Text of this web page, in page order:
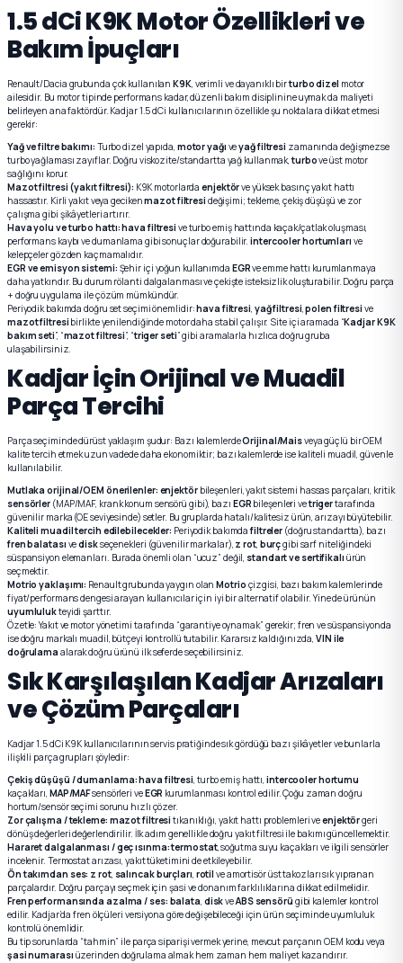
1.5 dCi K9K Motor Özellikleri ve
Bakım İpuçları
Renault/Dacia grubunda çok kullanılanK9K, verimli ve dayanıklı birturbo dizel motor
ailesidir. Bu motor tipinde performans kadar, düzenli bakım disiplinine uymak da maliyeti
belirleyen ana faktördür. Kadjar 1.5 dCi kullanıcılarının özellikle şu noktalara dikkat etmesi
gerekir:
Yağ ve filtre bakımı: Turbo dizel yapıda, motor yağı veyağ filtresi zamanında değişmezse
turbo yağlaması zayıflar. Doğru viskozite/standartta yağ kullanmak,turbove üst motor
sağlığını korur.
Mazot filtresi (yakıt filtresi): K9K motorlardaenjektörve yüksek basınç yakıt hattı
hassastır. Kirli yakıt veya gecikenmazot filtresi değişimi; tekleme, çekiş düşüşü ve zor
çalışma gibi şikâyetleri artırır.
Hava yolu ve turbo hattı:hava filtresi ve turbo emiş hattında kaçak/çatlak oluşması,
performans kaybı ve dumanlama gibi sonuçlar doğurabilir.intercooler hortumları ve
kelepçeler gözden kaçmamalıdır.
EGR ve emisyon sistemi: Şehir içi yoğun kullanımda EGRve emme hattı kurumlanmaya
daha yatkındır. Bu durum rölanti dalgalanması ve çekişte isteksizlik oluşturabilir. Doğru parça
+ doğru uygulama ile çözüm mümkündür.
Periyodik bakımda doğru set seçimi önemlidir:hava filtresi, yağ filtresi,polen filtresi ve
mazot filtresi birlikte yenilendiğinde motor daha stabil çalışır. Site içi aramada “Kadjar K9K
bakım seti”, “mazot filtresi”, “triger seti” gibi aramalarla hızlıca doğru gruba
ulaşabilirsiniz.
Kadjar İçin Orijinal ve Muadil
Parça Tercihi
Parça seçiminde dürüst yaklaşım şudur: Bazı kalemlerdeOrijinal/Maisveya güçlü bir OEM
kalite tercih etmek uzun vadede daha ekonomiktir; bazı kalemlerde ise kaliteli muadil, güvenle
kullanılabilir.
Mutlaka orijinal/OEM önerilenler: enjektörbileşenleri, yakıt sistemi hassas parçaları, kritik
sensörler (MAP/MAF, krank konum sensörü gibi), bazı EGR bileşenleri vetrigertarafında
güvenilir marka (OE seviyesinde) setler. Bu gruplarda hatalı/kalitesiz ürün, arızayı büyütebilir.
Kaliteli muadil tercih edilebilecekler: Periyodik bakımdafiltreler (doğru standartta), bazı
fren balatası vediskseçenekleri (güvenilir markalar), z rot, burçgibi sarf niteliğindeki
süspansiyon elemanları. Burada önemli olan “ucuz” değil, standart ve sertifikalı ürün
seçmektir.
Motrio yaklaşımı: Renault grubunda yaygın olanMotrio çizgisi, bazı bakım kalemlerinde
fiyat/performans dengesi arayan kullanıcılar için iyi bir alternatif olabilir. Yine de ürünün
uyumlulukteyidi şarttır.
Özetle: Yakıt ve motor yönetimi tarafında “garantiye oynamak” gerekir; fren ve süspansiyonda
ise doğru markalı muadil, bütçeyi kontrollü tutabilir. Kararsız kaldığınızda,VIN ile
doğrulama alarak doğru ürünü ilk seferde seçebilirsiniz.
Sık Karşılaşılan Kadjar Arızaları
ve Çözüm Parçaları
Kadjar 1.5 dCi K9K kullanıcılarının servis pratiğinde sık gördüğü bazı şikâyetler ve bunlarla
ilişkili parça grupları şöyledir:
Çekiş düşüşü / dumanlama:hava filtresi, turbo emiş hattı,intercooler hortumu
kaçakları, MAP/MAFsensörleri veEGR kurumlanması kontrol edilir. Çoğu zaman doğru
hortum/sensör seçimi sorunu hızlı çözer.
Zor çalışma / tekleme: mazot filtresi tıkanıklığı, yakıt hattı problemleri veenjektörgeri
dönüş değerleri değerlendirilir. İlk adım genellikle doğru yakıt filtresi ile bakımı güncellemektir.
Hararet dalgalanması / geç ısınma:termostat, soğutma suyu kaçakları ve ilgili sensörler
incelenir. Termostat arızası, yakıt tüketimini de etkileyebilir.
Ön takımdan ses: z rot, salıncak burçları, rotil ve amortisör üst takozları sık yıpranan
parçalardır. Doğru parçayı seçmek için şasi ve donanım farklılıklarına dikkat edilmelidir.
Fren performansında azalma / ses: balata, diskveABS sensörü gibi kalemler kontrol
edilir. Kadjar’da fren ölçüleri versiyona göre değişebileceği için ürün seçiminde uyumluluk
kontrolü önemlidir.
Bu tip sorunlarda “tahmin” ile parça siparişi vermek yerine, mevcut parçanın OEM kodu veya
şasi numarası üzerinden doğrulama almak hem zaman hem maliyet kazandırır.